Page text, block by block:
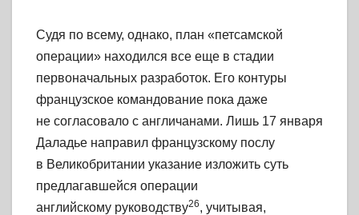
Судя по всему, однако, план «петсамской
операции» находился все еще в стадии
первоначальных разработок. Его контуры
французское командование пока даже
не согласовало с англичанами. Лишь 17 января
Даладье направил французскому послу
в Великобритании указание изложить суть
предлагавшейся операции
английскому руководству26, учитывая,